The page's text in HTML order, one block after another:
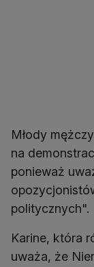
Młody
na
ponieważ
politycznych".
Karine, która
uważa, że